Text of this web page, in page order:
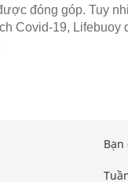
đóng góp. Tuy
Covid-19, Lifebuoy
Bạn